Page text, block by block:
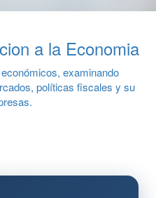
a la Economia
examinando
políticas fiscales y su